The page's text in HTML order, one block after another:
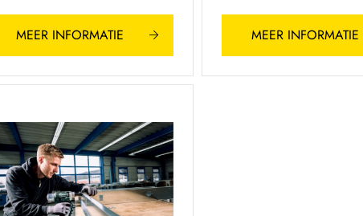
MEER INFORMATIE MEER INFORMATIE